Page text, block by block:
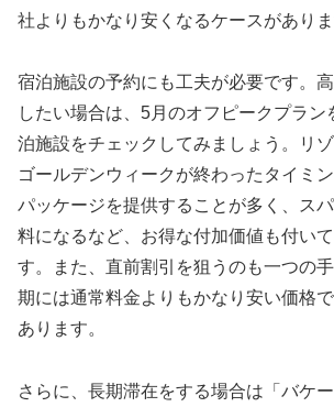
社よりもかなり安くなるケースがありま
宿泊施設の予約にも工夫が必要です。
したい場合は、5月のオフピークプラン
泊施設をチェックしてみましょう。リゾ
ゴールデンウィークが終わったタイミ
パッケージを提供することが多く、ス
料になるなど、お得な付加価値も付い
す。また、直前割引を狙うのも一つの
期には通常料金よりもかなり安い価格
あります。
さらに、長期滞在をする場合は「バケ